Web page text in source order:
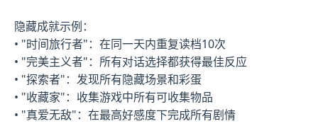
隐藏成就示例：
• "时间旅行者"：在同一天内重复读档10次
• "完美主义者"：所有对话选择都获得最佳反应
• "探索者"：发现所有隐藏场景和彩蛋
• "收藏家"：收集游戏中所有可收集物品
• "真爱无敌"：在最高好感度下完成所有剧情